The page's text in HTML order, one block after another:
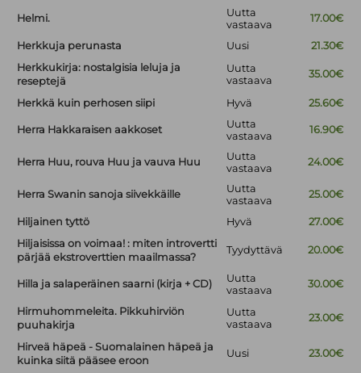
Helmi.
Uutta
vastaava
17.00€
Herkkuja perunasta Uusi
21.30€
Herkkukirja: nostalgisia leluja ja
reseptejä
Uutta
vastaava
35.00€
Herkkä kuin perhosen siipi Hyvä 25.60€
Herra Hakkaraisen aakkoset
Uutta
vastaava
16.90€
Herra Huu, rouva Huu ja vauva Huu
Uutta
vastaava
24.00€
Herra Swanin sanoja siivekkäille
Uutta
vastaava
25.00€
Hiljainen tyttö Hyvä
27.00€
Hiljaisissa on voimaa! : miten introvertti
pärjää ekstroverttien maailmassa?
Tyydyttävä 20.00€
Hilla ja salaperäinen saarni (kirja + CD)
Uutta
vastaava
30.00€
Hirmuhommeleita. Pikkuhirviön
puuhakirja
Uutta
vastaava
23.00€
Hirveä häpeä - Suomalainen häpeä ja
kuinka siitä pääsee eroon
Uusi 23.00€